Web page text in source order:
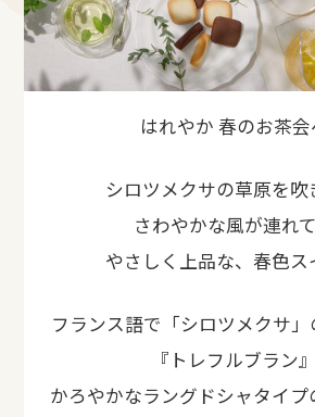
はれやか 春のお茶会
シロツメクサの草原を吹
さわやかな風が連れ
やさしく上品な、春色ス
フランス語で「シロツメクサ」
『トレフルブラン』
かろやかなラングドシャタイプ